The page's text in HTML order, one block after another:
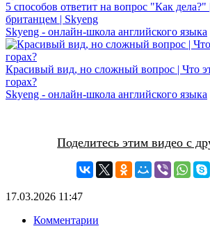
5 способов ответит на вопрос "Как
британцем | Skyeng
Skyeng - онлайн-школа английского языка
Красивый вид, но сложный вопрос | Что
горах?
Skyeng - онлайн-школа английского языка
Поделитесь этим видео с
17.03.2026 11:47
Комментарии